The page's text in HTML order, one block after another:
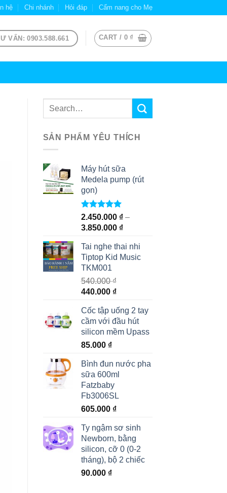
hệ Chi nhánh Hỏi đáp Cẩm nang cho Mẹ
VẤN: 0903.588.661 CART / 0 ₫
SẢN PHẨM YÊU THÍCH
Máy hút sữa
Medela pump (rút
gọn)
Rated5.00
out of 5
2.450.000 ₫–
3.850.000 ₫
Tai nghe thai nhi
Tiptop Kid Music
TKM001
540.000₫
440.000 ₫
Cốc tập uống 2 tay
cầm với đầu hút
silicon mềm Upass
85.000 ₫
Bình đun nước pha
sữa 600ml
Fatzbaby
Fb3006SL
605.000 ₫
Ty ngậm sơ sinh
Newborn, bằng
silicon, cỡ 0 (0-2
tháng), bộ 2 chiếc
90.000 ₫